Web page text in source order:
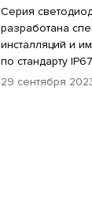
Серия
разработана
инсталляций и
по стандарту
29 сентября